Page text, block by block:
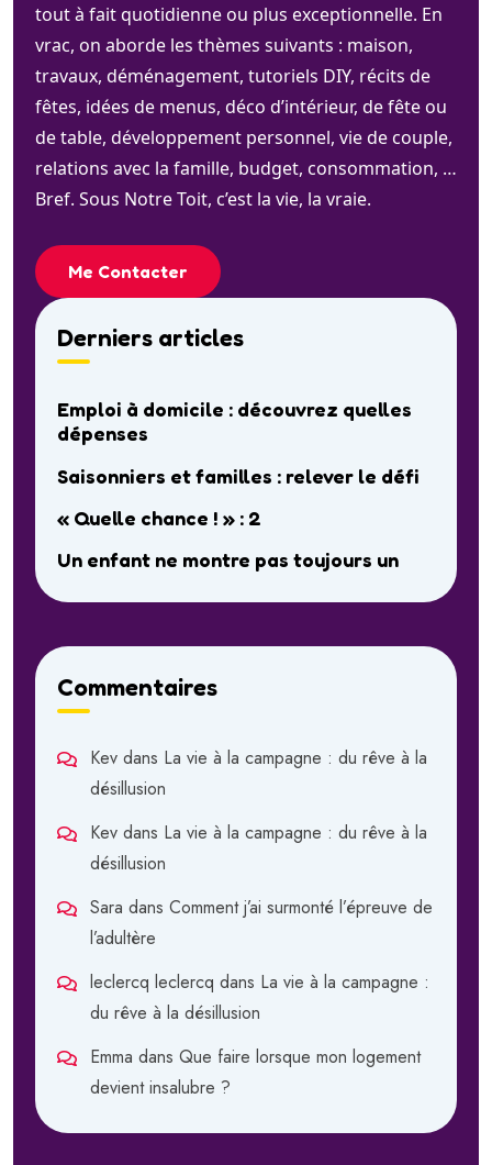
tout à fait quotidienne ou plus exceptionnelle. En
vrac, on aborde les thèmes suivants : maison,
travaux, déménagement, tutoriels DIY, récits de
fêtes, idées de menus, déco d’intérieur, de fête ou
de table, développement personnel, vie de couple,
relations avec la famille, budget, consommation, …
Bref. Sous Notre Toit, c’est la vie, la vraie.
Me Contacter
Derniers articles
Emploi à domicile : découvrez quelles
dépenses
Saisonniers et familles : relever le défi
« Quelle chance ! » : 2
Un enfant ne montre pas toujours un
Commentaires
Kev dans La vie à la campagne : du rêve à la
désillusion
Kev dans La vie à la campagne : du rêve à la
désillusion
Sara dans Comment j’ai surmonté l’épreuve de
l’adultère
leclercq leclercq dans La vie à la campagne :
du rêve à la désillusion
Emma dans Que faire lorsque mon logement
devient insalubre ?